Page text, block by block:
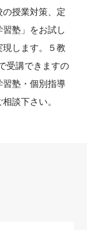
の授業対策、定
塾」をお試し
現します。５教
受講できますの
習塾・個別指導
談下さい。